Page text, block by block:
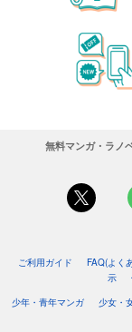
無料マンガ・ラノ
ご利用ガイド FAQ(よく
示
少年・青年マンガ
少女・